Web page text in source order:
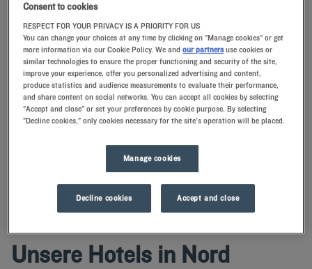
Navigate forward to interact with the calendar and select a date. Press
Navigate backward to interact with
FINDEN SIE EIN HOTEL
Spezialcode hinzufügen
Buchen Sie schnell mit einem unserer Hotels Kyriad in Nord für eine
Nacht oder ein Wochenende und entdecken Sie die Stadt und die
Unsere Hotels in Nord
Consent to cookies
RESPECT FOR YOUR PRIVACY IS A PRIORITY FOR US
You can change your choices at any time by clicking on "Manage cookies" or get
more information via our Cookie Policy. We andour partners use cookies or
similar technologies to ensure the proper functioning and security of the site,
improve your experience, offer you personalized advertising and content,
produce statistics and audience measurements to evaluate their performance,
and share content on social networks. You can accept all cookies by selecting
"Accept and close" or set your preferences by cookie purpose. By selecting
"Decline cookies," only cookies necessary for the site's operation will be placed.
Manage cookies
Decline cookies Accept and close